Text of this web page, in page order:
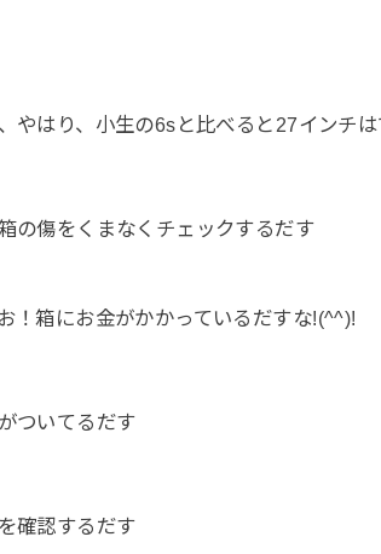
やはり、小生の6sと比べると27インチ
の傷をくまなくチェックするだす
！箱にお金がかかっているだすな!(^^)!
ついてるだす
確認するだす